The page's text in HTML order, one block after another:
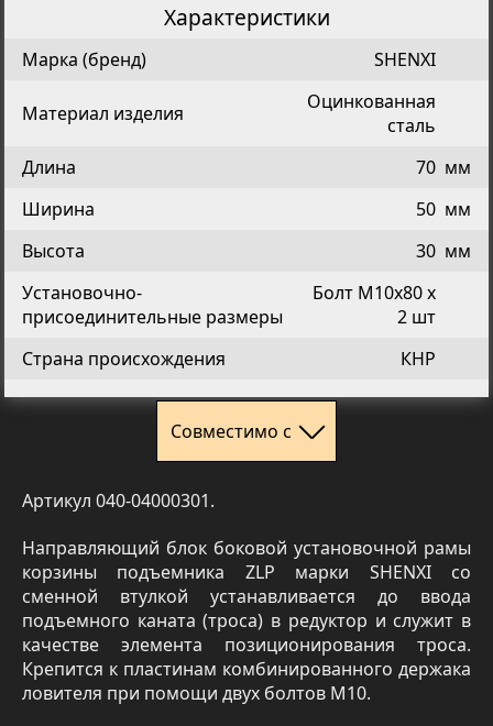
Характеристики
Марка (бренд) SHENXI
Материал изделия
Оцинкованная
сталь
Длина
70 мм
Ширина
50 мм
Высота
30 мм
Установочно-
присоединительные размеры
Болт М10х80 х
2 шт
Страна происхождения
КНР
Совместимо с
Артикул 040-04000301.
Направляющий блок боковой установочной рамы
корзины подъемника ZLP марки SHENXI со
сменной втулкой устанавливается до ввода
подъемного каната (троса) в редуктор и служит в
качестве элемента позиционирования троса.
Крепится к пластинам комбинированного держака
ловителя при помощи двух болтов М10.